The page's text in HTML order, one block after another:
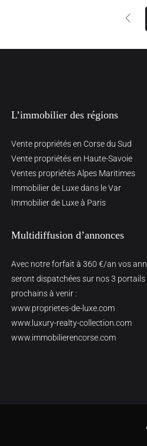
L’immobilier des régions
Vente propriétés en Corse du Sud
Vente propriétés en Haute-Savoie
Ventes propriétés Alpes Maritimes
Immobilier de Luxe dans le Var
Immobilier de Luxe à Paris
Multidiffusion d’annonces
Avec notre forfait à 360 €/an vos
seront dispatchées sur nos 3 portails
prochains à venir :
www.proprietes-de-luxe.com
www.luxury-realty-collection.com
www.immobilierencorse.com